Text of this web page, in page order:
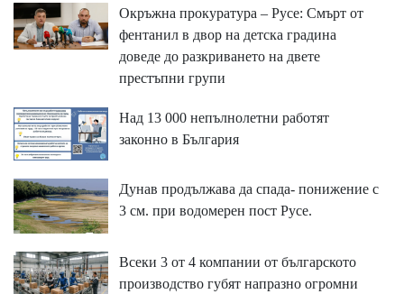
Окръжна прокуратура – Русе: Смърт от
фентанил в двор на детска градина
доведе до разкриването на двете
престъпни групи
Над 13 000 непълнолетни работят
законно в България
Дунав продължава да спада- понижение с
3 см. при водомерен пост Русе.
Всеки 3 от 4 компании от българското
производство губят напразно огромни